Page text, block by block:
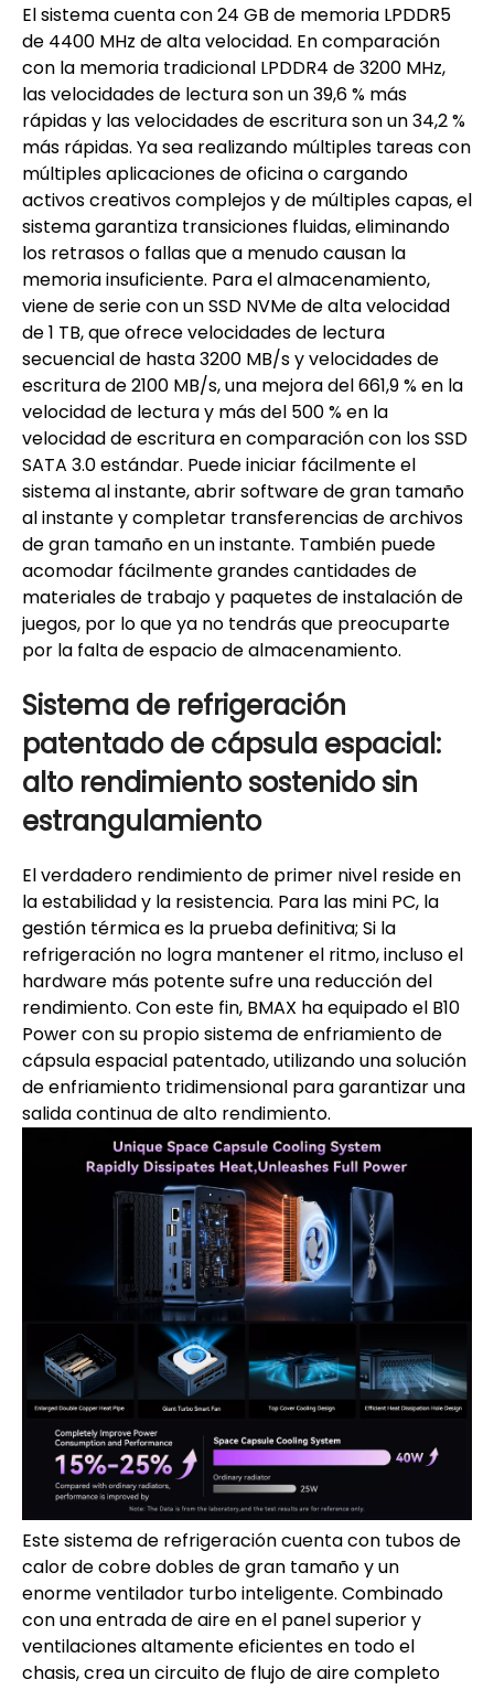
El sistema cuenta con 24 GB de memoria LPDDR5
de 4400 MHz de alta velocidad. En comparación
con la memoria tradicional LPDDR4 de 3200 MHz,
las velocidades de lectura son un 39,6 % más
rápidas y las velocidades de escritura son un 34,2 %
más rápidas. Ya sea realizando múltiples tareas con
múltiples aplicaciones de oficina o cargando
activos creativos complejos y de múltiples capas, el
sistema garantiza transiciones fluidas, eliminando
los retrasos o fallas que a menudo causan la
memoria insuficiente. Para el almacenamiento,
viene de serie con un SSD NVMe de alta velocidad
de 1 TB, que ofrece velocidades de lectura
secuencial de hasta 3200 MB/s y velocidades de
escritura de 2100 MB/s, una mejora del 661,9 % en la
velocidad de lectura y más del 500 % en la
velocidad de escritura en comparación con los SSD
SATA 3.0 estándar. Puede iniciar fácilmente el
sistema al instante, abrir software de gran tamaño
al instante y completar transferencias de archivos
de gran tamaño en un instante. También puede
acomodar fácilmente grandes cantidades de
materiales de trabajo y paquetes de instalación de
juegos, por lo que ya no tendrás que preocuparte
por la falta de espacio de almacenamiento.
Sistema de refrigeración
patentado de cápsula espacial:
alto rendimiento sostenido sin
estrangulamiento
El verdadero rendimiento de primer nivel reside en
la estabilidad y la resistencia. Para las mini PC, la
gestión térmica es la prueba definitiva; Si la
refrigeración no logra mantener el ritmo, incluso el
hardware más potente sufre una reducción del
rendimiento. Con este fin, BMAX ha equipado el B10
Power con su propio sistema de enfriamiento de
cápsula espacial patentado, utilizando una solución
de enfriamiento tridimensional para garantizar una
salida continua de alto rendimiento.
Este sistema de refrigeración cuenta con tubos de
calor de cobre dobles de gran tamaño y un
enorme ventilador turbo inteligente. Combinado
con una entrada de aire en el panel superior y
ventilaciones altamente eficientes en todo el
chasis, crea un circuito de flujo de aire completo